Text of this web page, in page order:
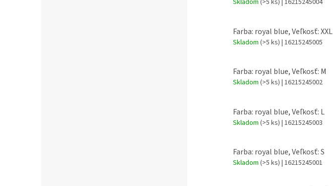
Skladom (>5 ks) | 16215245004
Farba: royal blue, Veľkosť: XXL
Skladom (>5 ks) | 16215245005
Farba: royal blue, Veľkosť: M
Skladom (>5 ks) | 16215245002
Farba: royal blue, Veľkosť: L
Skladom (>5 ks) | 16215245003
Farba: royal blue, Veľkosť: S
Skladom (>5 ks) | 16215245001